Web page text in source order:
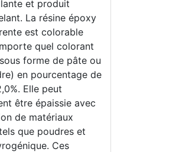
et produit
La résine époxy
est colorable
quel colorant
forme de pâte ou
en pourcentage de
Elle peut
être épaissie avec
de matériaux
que poudres et
Ces